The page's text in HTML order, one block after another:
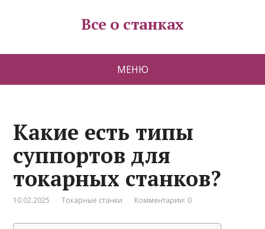
Все о станках
МЕНЮ
Какие есть типы
суппортов для
токарных станков?
10.02.2025 Токарные станки Комментарии: 0